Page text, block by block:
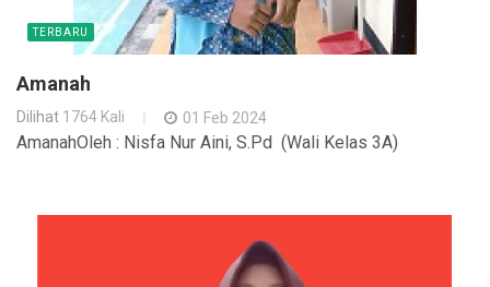
TERBARU
Amanah
Dilihat 1764 Kali 01 Feb 2024
AmanahOleh : Nisfa Nur Aini, S.Pd (Wali Kelas 3A)